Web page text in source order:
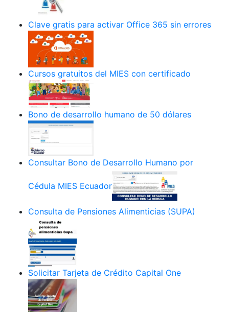
Clave gratis para activar Office 365 sin errores
Cursos gratuitos del MIES con certificado
Bono de desarrollo humano de 50 dólares
Consultar Bono de Desarrollo Humano por
Cédula MIES Ecuador
Consulta de Pensiones Alimenticias (SUPA)
Solicitar Tarjeta de Crédito Capital One